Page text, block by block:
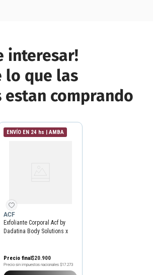
interesar!
lo que las
estan comprando
ENVÍO EN 24 hs | AMBA
ACF
Exfoliante Corporal Acf by
Dadatina Body Solutions x
Precio final$20.900
Precio sin impuestos nacionales $17.273